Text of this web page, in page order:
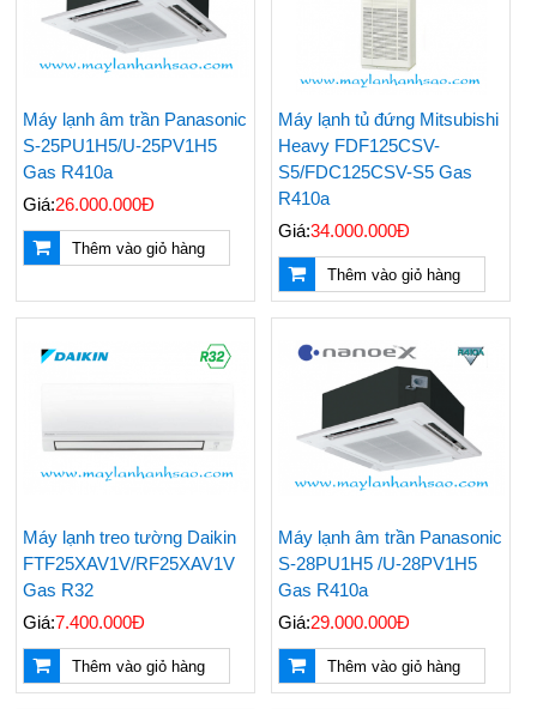
Máy lạnh âm trần Panasonic
S-25PU1H5/U-25PV1H5
Gas R410a
Giá:26.000.000Đ
Thêm vào giỏ hàng
Máy lạnh tủ đứng Mitsubishi
Heavy FDF125CSV-
S5/FDC125CSV-S5 Gas
R410a
Giá:34.000.000Đ
Thêm vào giỏ hàng
Máy lạnh treo tường Daikin
FTF25XAV1V/RF25XAV1V
Gas R32
Giá:7.400.000Đ
Thêm vào giỏ hàng
Máy lạnh âm trần Panasonic
S-28PU1H5 /U-28PV1H5
Gas R410a
Giá:29.000.000Đ
Thêm vào giỏ hàng